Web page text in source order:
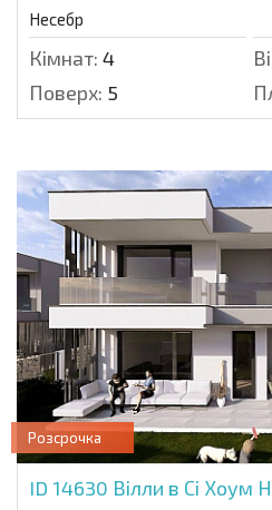
Несебр
Кімнат: 4
Поверх: 5
Розсрочка
ID 14630 Вілли в Сі Хоум